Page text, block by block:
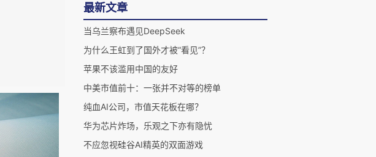
元,超过2023
品、备货入
负责。（对
货，处理物
最新文章
当乌兰察布遇见DeepSeek
为什么王虹到了国外才被“看见”？
苹果不该滥用中国的友好
中美市值前十：一张并不对等的榜单
纯血AI公司，市值天花板在哪？
华为芯片炸场，乐观之下亦有隐忧
不应忽视硅谷AI精英的双面游戏